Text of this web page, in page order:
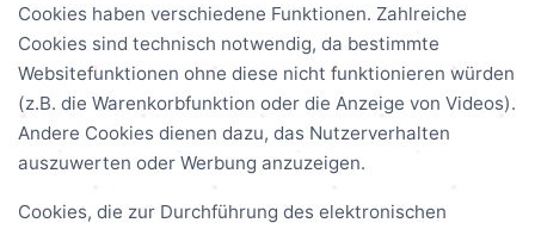
Cookies haben verschiedene Funktionen. Zahlreiche
Cookies sind technisch notwendig, da bestimmte
Websitefunktionen ohne diese nicht funktionieren würden
(z.B. die Warenkorbfunktion oder die Anzeige von Videos).
Andere Cookies dienen dazu, das Nutzerverhalten
auszuwerten oder Werbung anzuzeigen.
Cookies, die zur Durchführung des elektronischen